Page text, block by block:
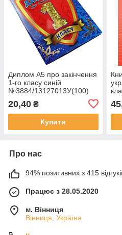
Диплом А5 про закінчення
1-го класу синій
№3884/13127013У(100)
20,40 ₴
Купити
Про нас
94% позитивних з 415
Працює з 28.05.2020
м. Вінниця
Вінниця, Україна